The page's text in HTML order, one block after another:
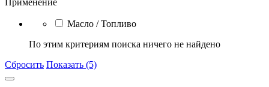
Применение
Масло / Топливо
По этим критериям поиска ничего не найдено
Сбросить Показать (5)